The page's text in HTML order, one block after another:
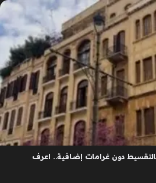
دون غرامات إضافية.. اعرف